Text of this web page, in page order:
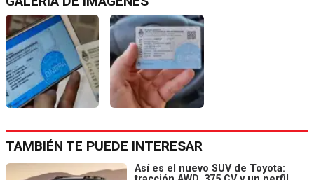
TAMBIÉN TE PUEDE INTERESAR
Así es el nuevo SUV de Toyota: